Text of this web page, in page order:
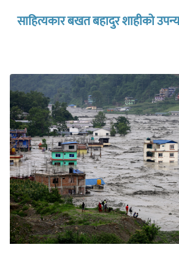
साहित्यकार बखत बहादुर शाहीको